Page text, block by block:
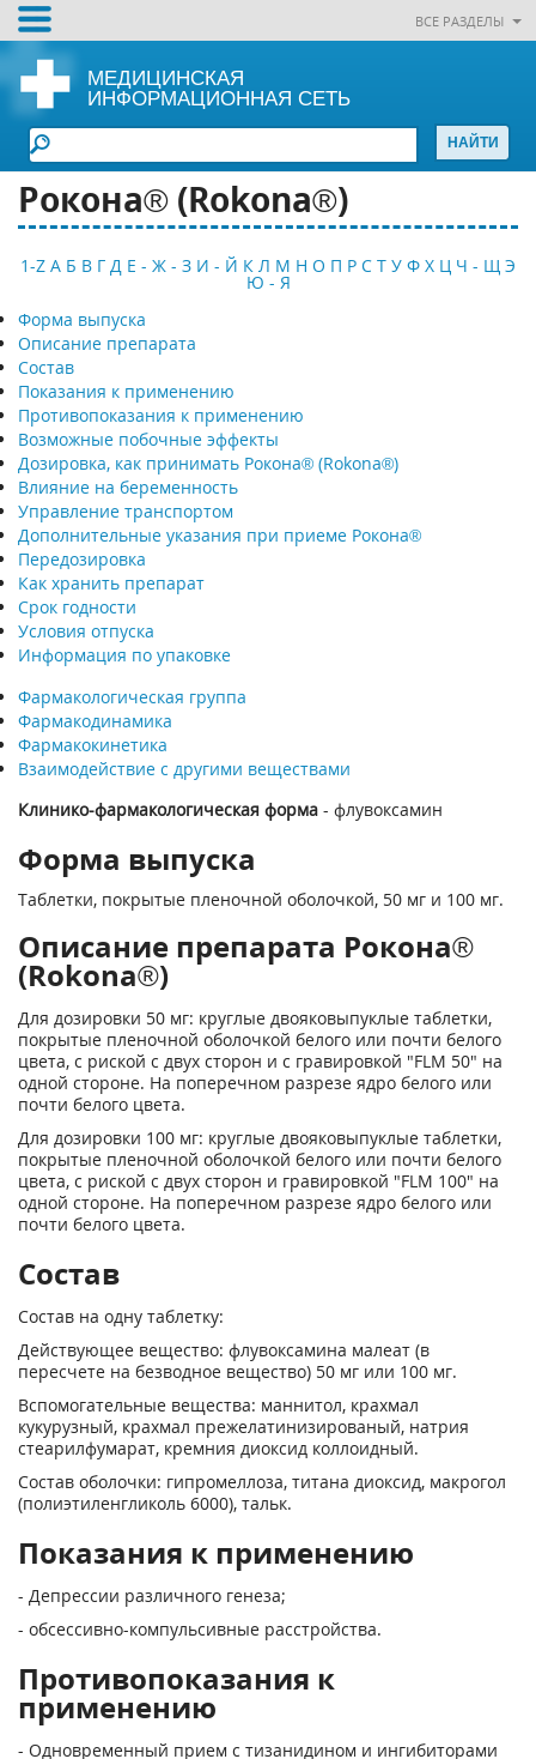
ВСЕ РАЗДЕЛЫ
МЕДИЦИНСКАЯ
ИНФОРМАЦИОННАЯ СЕТЬ
Рокона® (Rokona®)
1-Z А Б В Г Д Е - Ж - З И - Й К Л М Н О П Р С Т У Ф Х Ц Ч - Щ Э
Ю - Я
Форма выпуска
Описание препарата
Состав
Показания к применению
Противопоказания к применению
Возможные побочные эффекты
Дозировка, как принимать Рокона® (Rokona®)
Влияние на беременность
Управление транспортом
Дополнительные указания при приеме Рокона®
Передозировка
Как хранить препарат
Срок годности
Условия отпуска
Информация по упаковке
Фармакологическая группа
Фармакодинамика
Фармакокинетика
Взаимодействие с другими веществами
Клинико-фармакологическая форма - флувоксамин
Форма выпуска
Таблетки, покрытые пленочной оболочкой, 50 мг и 100 мг.
Описание препарата Рокона®
(Rokona®)
Для дозировки 50 мг: круглые двояковыпуклые таблетки,
покрытые пленочной оболочкой белого или почти белого
цвета, с риской с двух сторон и с гравировкой "FLM 50" на
одной стороне. На поперечном разрезе ядро белого или
почти белого цвета.
Для дозировки 100 мг: круглые двояковыпуклые таблетки,
покрытые пленочной оболочкой белого или почти белого
цвета, с риской с двух сторон и гравировкой "FLM 100" на
одной стороне. На поперечном разрезе ядро белого или
почти белого цвета.
Состав
Состав на одну таблетку:
Действующее вещество: флувоксамина малеат (в
пересчете на безводное вещество) 50 мг или 100 мг.
Вспомогательные вещества: маннитол, крахмал
кукурузный, крахмал прежелатинизированый, натрия
стеарилфумарат, кремния диоксид коллоидный.
Состав оболочки: гипромеллоза, титана диоксид, макрогол
(полиэтиленгликоль 6000), тальк.
Показания к применению
- Депрессии различного генеза;
- обсессивно-компульсивные расстройства.
Противопоказания к
применению
- Одновременный прием с тизанидином и ингибиторами